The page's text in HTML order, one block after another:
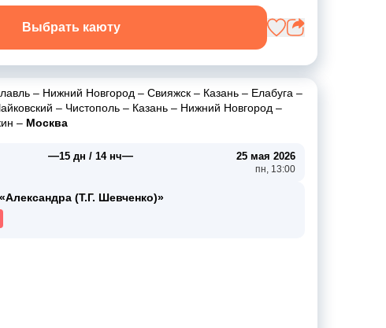
Выбрать каюту
– Нижний Новгород – Свияжск – Казань – Елабуга –
– Чистополь – Казань – Нижний Новгород –
– Москва
—15 дн / 14 нч— 25 мая 2026
пн, 13:00
(Т.Г. Шевченко)»